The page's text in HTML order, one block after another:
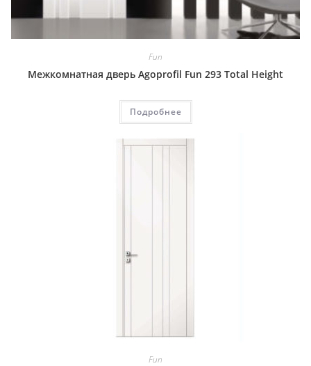
Fun
Межкомнатная дверь Agoprofil Fun 293 Total Height
Подробнее
Fun